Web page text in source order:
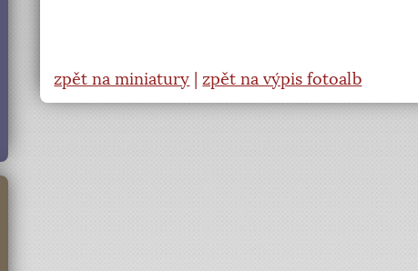
zpět na miniatury |zpět na výpis fotoalb